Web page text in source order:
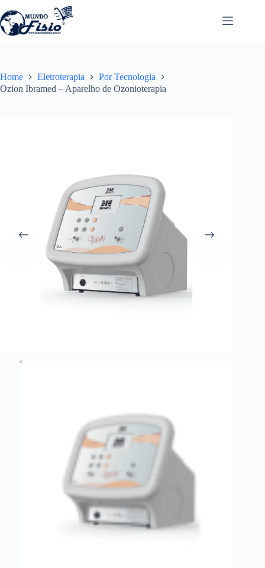
para
o
conteúdo
Home Eletroterapia
Por Tecnologia
Ozion Ibramed – Aparelho de Ozonioterapia